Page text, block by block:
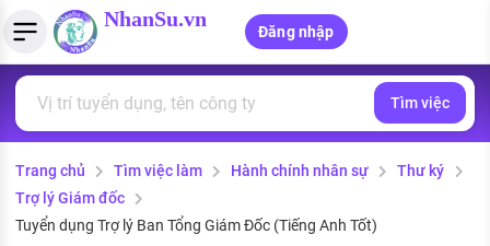
NhanSu.vn
Đăng nhập
Tìm việc làm
Việc làm ngành luật
Việc làm lương cao
Quản lý CV
Tải CV lên
Tạo CV trực tuyến
Tính lương Gross - Net
Tính thuế thu nhập cá nhân
Tính trợ cấp thất nghiệp
PHÁP LUẬT VIỆT NAM
Văn bản pháp luật
Chính sách mới
PHÁP LUẬT LAO ĐỘNG
Tìm việc
Trang chủ Tìm việc làm Hành chính nhân sự
Thư ký
Trợ lý Giám đốc
Tuyển dụng Trợ lý Ban Tổng Giám Đốc (Tiếng Anh Tốt)